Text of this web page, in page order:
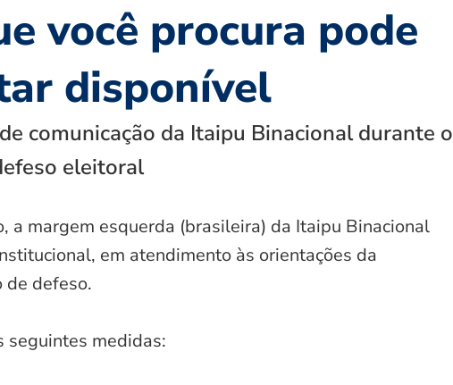
você procura pode
disponível
comunicação da Itaipu Binacional durante o
eleitoral
a margem esquerda (brasileira) da Itaipu Binacional
em atendimento às orientações da
defeso.
seguintes medidas: